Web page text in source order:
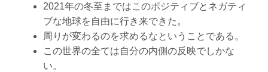
2021年の冬至まではこのポジティブとネガティ
ブな地球を自由に行き来できた。
周りが変わるのを求めるなということである。
この世界の全ては自分の内側の反映でしかな
い。